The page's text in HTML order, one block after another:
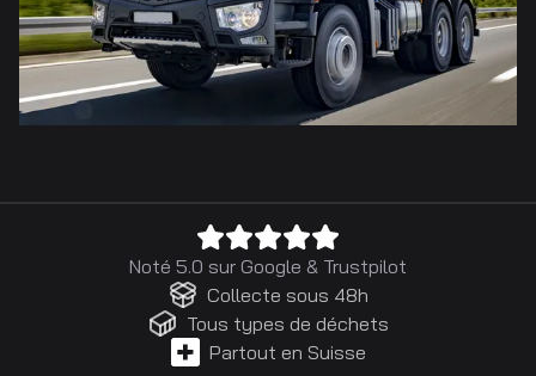
Noté 5.0 sur Google & Trustpilot
Collecte sous 48h
Tous types de déchets
Partout en Suisse